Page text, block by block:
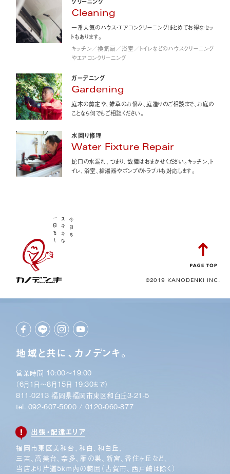
Cleaning
一番人気のハウス・エアコンクリーニング！まとめてお得なセッ
トもあります。
キッチン／換気扇／浴室／トイレなどのハウスクリーニング
やエアコンクリーニング
ガーデニング
Gardening
庭木の剪定や、雑草のお悩み、庭造りのご相談まで、お庭の
ことなら何でもご相談ください。
水回り修理
Water Fixture Repair
蛇口の水漏れ、つまり、故障はおまかせください。キッチン、ト
イレ、浴室、給湯器やポンプのトラブルも対応します。
©2019 KANODENKI INC.
地域と共に、カノデンキ。
営業時間 10:00〜19:00
（6月1日〜8月15日 19:30まで）
811-0213 福岡県福岡市東区和白丘3-21-5
tel. 092-607-5000 / 0120-060-877
出張・配達エリア
福岡市東区美和台、和白、和白丘、
三苫、高美台、奈多、 雁の巣、新宮、香住ヶ丘など、
当店より片道5km内の範囲 （古賀市、西戸崎は除く）